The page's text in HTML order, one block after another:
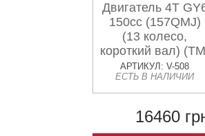
Двигатель 4T
150cc (157QMJ)
(13 колесо,
короткий вал)
EVO
АРТИКУЛ: V-508
ЕСТЬ В НАЛИЧИИ
16460